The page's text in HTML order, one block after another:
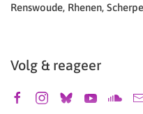
Renswoude, Rhenen,
Volg & reageer